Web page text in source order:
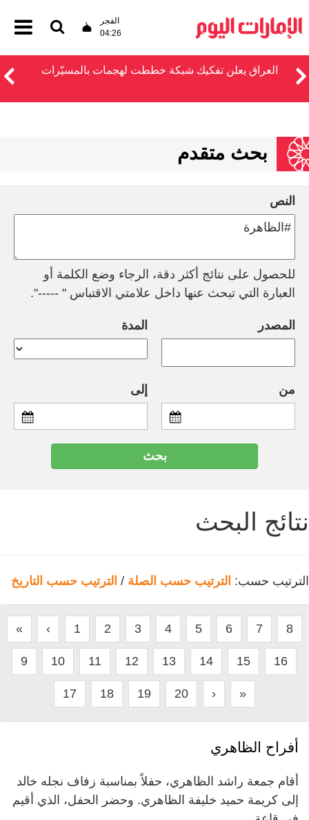
الفجر
04:26
العراق يعلن تفكيك شبكة خططت لهجمات بالمسيّرات
بحث متقدم
النص
للحصول على نتائج أكثر دقة، الرجاء وضع الكلمة أو
العبارة التي تبحث عنها داخل علامتي الاقتباس " -----".
المصدر المدة
من إلى
نتائج البحث
الترتيب حسب: الترتيب حسب الصلة / الترتيب حسب التاريخ
« ‹ 1 2 3 4 5 6 7 8
9 10 11 12 13 14 15 16
17 18 19 20 › »
أفراح الظاهري
أقام جمعة راشد الظاهري، حفلاً بمناسبة زفاف نجله خالد
إلى كريمة حميد خليفة الظاهري. وحضر الحفل، الذي أقيم